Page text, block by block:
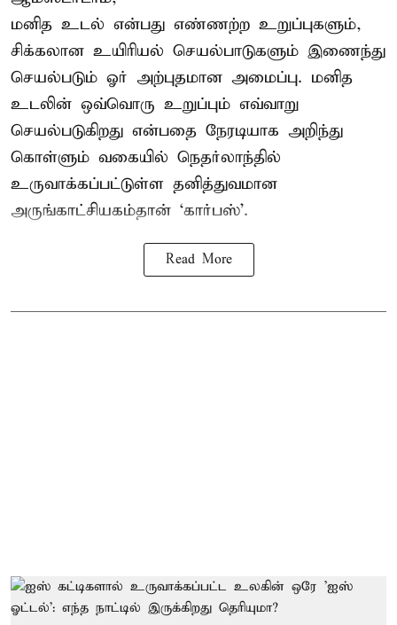
மனித உடல் என்பது எண்ணற்ற உறுப்புகளும்,
சிக்கலான உயிரியல் செயல்பாடுகளும் இணைந்து
செயல்படும் ஓர் அற்புதமான அமைப்பு. மனித
உடலின் ஒவ்வொரு உறுப்பும் எவ்வாறு
செயல்படுகிறது என்பதை நேரடியாக அறிந்து
கொள்ளும் வகையில் நெதர்லாந்தில்
உருவாக்கப்பட்டுள்ள தனித்துவமான
அருங்காட்சியகம்தான் ‘கார்பஸ்’.
Read More